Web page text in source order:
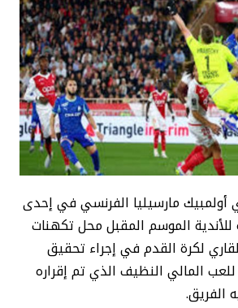
أولمبيك مارسيليا الفرنسي في إحدى
للأندية الموسم المقبل محل تكهنات
لكرة القدم في إجراء تحقيق
المالي النظيف الذي تم إقراره